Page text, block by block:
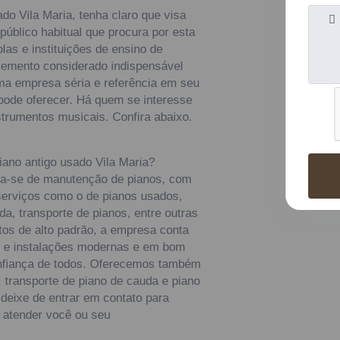
Vila Maria, tenha claro que visa
habitual que procura por esta
e instituições de ensino de
considerado indispensável
empresa séria e referência em seu
oferecer. Há quem se interesse
musicais. Confira abaixo.
antigo usado Vila Maria?
se de manutenção de pianos, com
como o de pianos usados,
transporte de pianos, entre outras
de alto padrão, a empresa conta
instalações modernas e em bom
de todos. Oferecemos também
de piano de cauda e piano
de entrar em contato para
você ou seu